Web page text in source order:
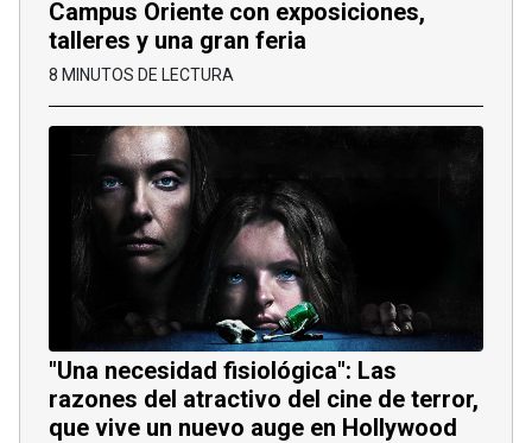
Campus Oriente con exposiciones,
talleres y una gran feria
8 MINUTOS DE LECTURA
"Una necesidad fisiológica": Las
razones del atractivo del cine de terror,
que vive un nuevo auge en Hollywood